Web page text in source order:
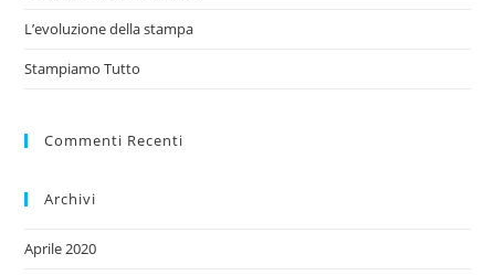
L’evoluzione della stampa
Stampiamo Tutto
Commenti Recenti
Archivi
Aprile 2020